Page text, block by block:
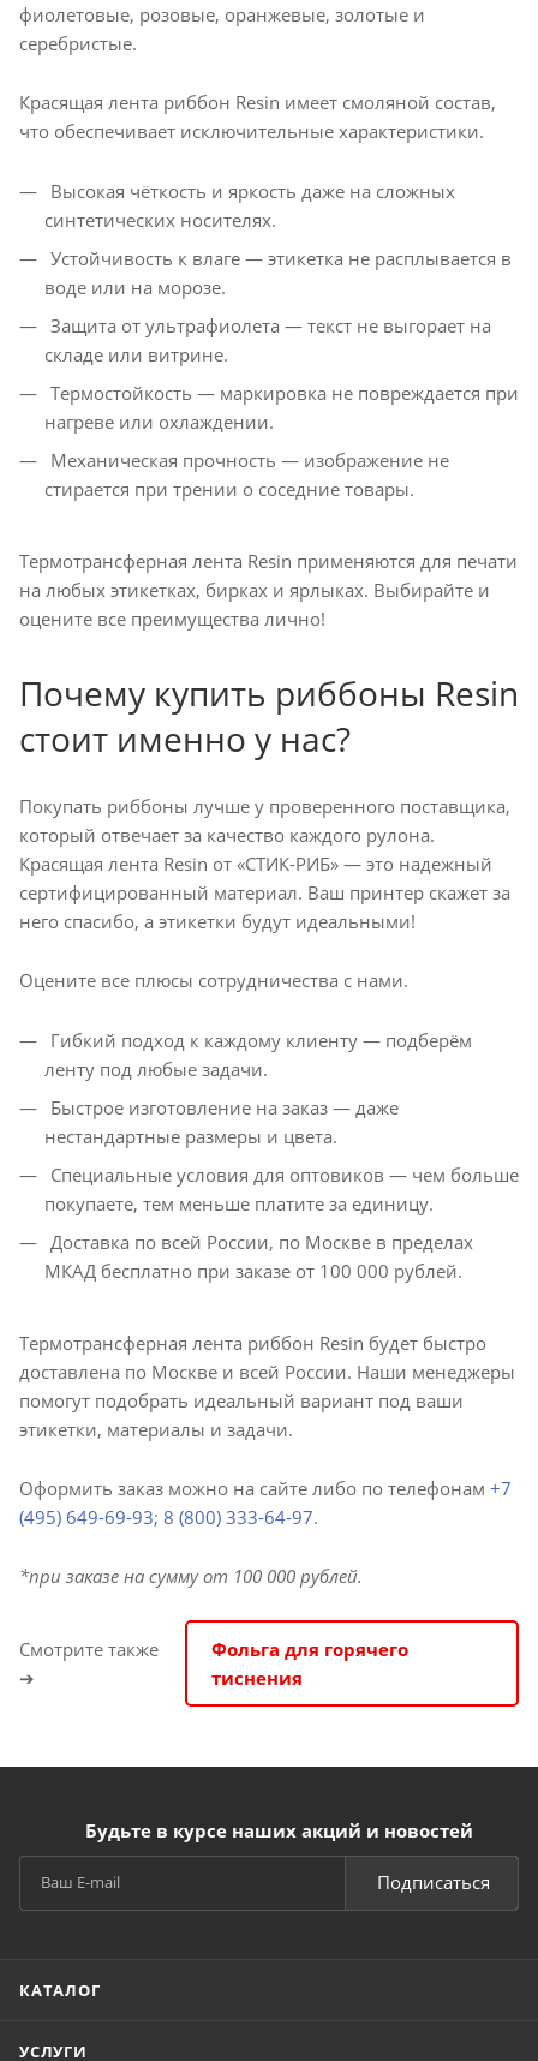
фиолетовые, розовые, оранжевые, золотые и
серебристые.
Красящая лента риббон Resin имеет смоляной состав,
что обеспечивает исключительные характеристики.
Высокая чёткость и яркость даже на сложных
синтетических носителях.
Устойчивость к влаге — этикетка не расплывается в
воде или на морозе.
Защита от ультрафиолета — текст не выгорает на
складе или витрине.
Термостойкость — маркировка не повреждается при
нагреве или охлаждении.
Механическая прочность — изображение не
стирается при трении о соседние товары.
Термотрансферная лента Resin применяются для печати
на любых этикетках, бирках и ярлыках. Выбирайте и
оцените все преимущества лично!
Почему купить риббоны Resin
стоит именно у нас?
Покупать риббоны лучше у проверенного поставщика,
который отвечает за качество каждого рулона.
Красящая лента Resin от «СТИК-РИБ» — это надежный
сертифицированный материал. Ваш принтер скажет за
него спасибо, а этикетки будут идеальными!
Оцените все плюсы сотрудничества с нами.
Гибкий подход к каждому клиенту — подберём
ленту под любые задачи.
Быстрое изготовление на заказ — даже
нестандартные размеры и цвета.
Специальные условия для оптовиков — чем больше
покупаете, тем меньше платите за единицу.
Доставка по всей России, по Москве в пределах
МКАД бесплатно при заказе от 100 000 рублей.
Термотрансферная лента риббон Resin будет быстро
доставлена по Москве и всей России. Наши менеджеры
помогут подобрать идеальный вариант под ваши
этикетки, материалы и задачи.
Оформить заказ можно на сайте либо по телефонам +7
(495) 649-69-93; 8 (800) 333-64-97.
*при заказе на сумму от 100 000 рублей.
Смотрите также
➔
Фольга для горячего
тиснения
Будьте в курсе наших акций и новостей
Подписаться
КАТАЛОГ
УСЛУГИ